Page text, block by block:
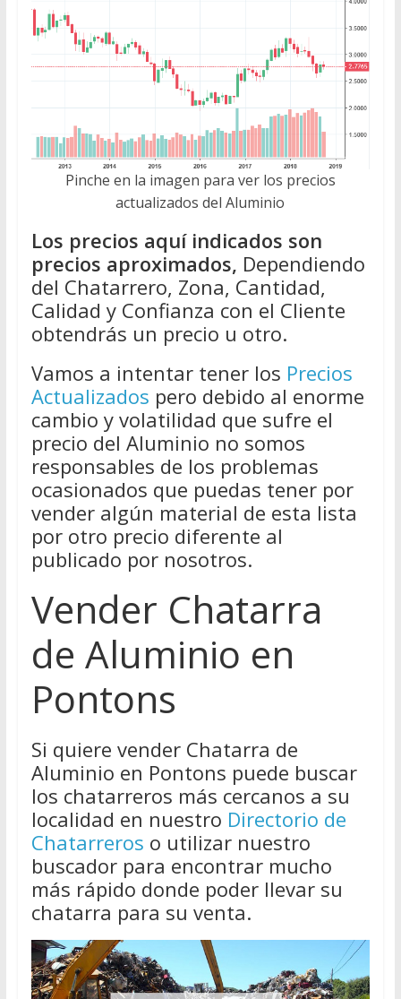
Pinche en la imagen para ver los precios
actualizados del Aluminio
Los precios aquí indicados son
precios aproximados, Dependiendo
del Chatarrero, Zona, Cantidad,
Calidad y Confianza con el Cliente
obtendrás un precio u otro.
Vamos a intentar tener los Precios
Actualizados pero debido al enorme
cambio y volatilidad que sufre el
precio del Aluminio no somos
responsables de los problemas
ocasionados que puedas tener por
vender algún material de esta lista
por otro precio diferente al
publicado por nosotros.
Vender Chatarra
de Aluminio en
Pontons
Si quiere vender Chatarra de
Aluminio en Pontons puede buscar
los chatarreros más cercanos a su
localidad en nuestro Directorio de
Chatarreros o utilizar nuestro
buscador para encontrar mucho
más rápido donde poder llevar su
chatarra para su venta.